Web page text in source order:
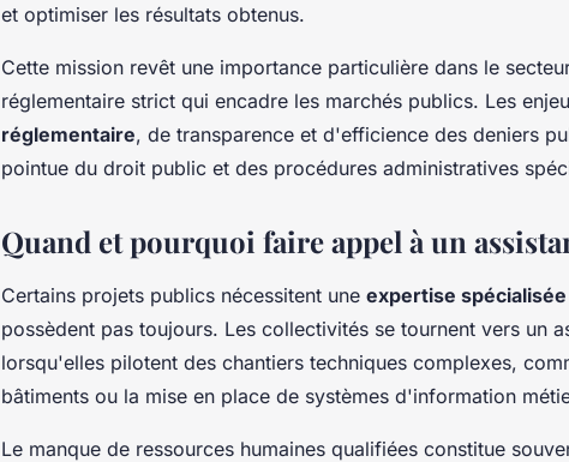
et optimiser les résultats obtenus.
Cette mission revêt une importance particulière dans le
réglementaire strict qui encadre les marchés publics. Les
réglementaire, de transparence et d'efficience des deniers
pointue du droit public et des procédures administratives
Quand et pourquoi faire appel à un
Certains projets publics nécessitent une expertise spécialisée
possèdent pas toujours. Les collectivités se tournent vers un
lorsqu'elles pilotent des chantiers techniques complexes,
bâtiments ou la mise en place de systèmes d'information
Le manque de ressources humaines qualifiées constitue